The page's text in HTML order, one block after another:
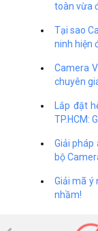
toàn vừa
Tại sao
ninh hiện
Camera
chuyên
Lắp đặt
TP.HCM:
Giải pháp
bộ
Giải mã ý
nhầm!